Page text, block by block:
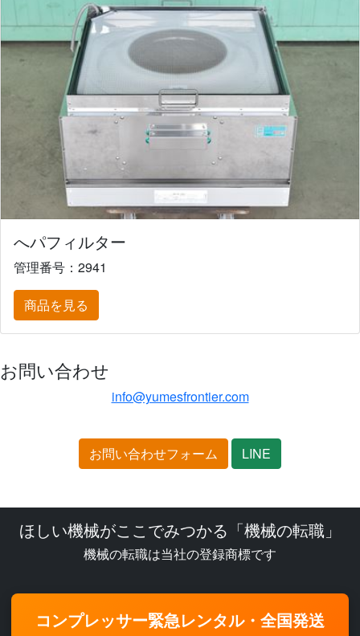
へパフィルター
管理番号：2941
商品を見る
お問い合わせ
info@yumesfrontier.com
お問い合わせフォーム LINE
ほしい機械がここでみつかる「機械の転職」
機械の転職は当社の登録商標です
コンプレッサー緊急レンタル・全国発送